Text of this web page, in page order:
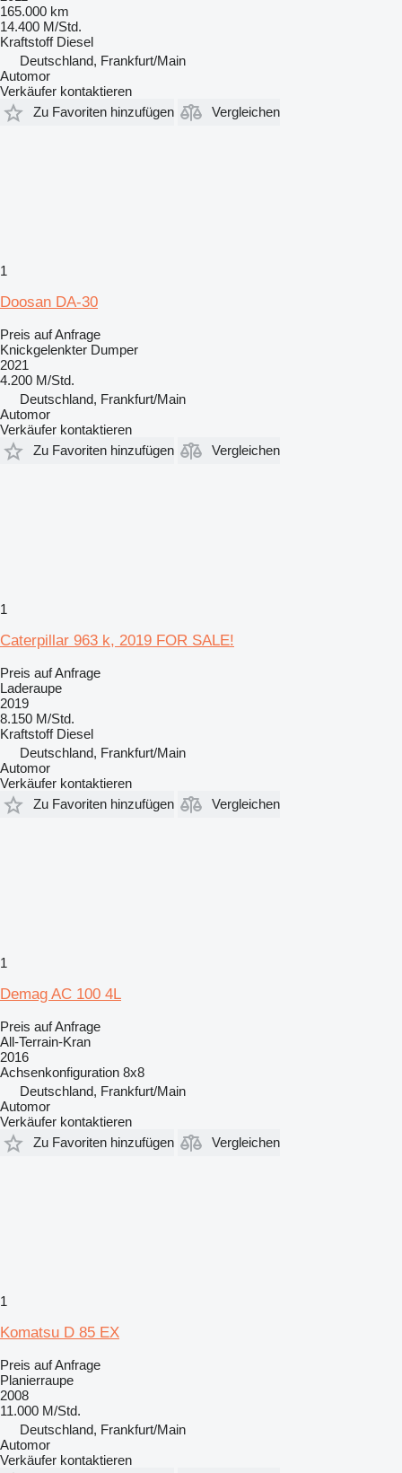
165.000 km
14.400 M/Std.
Kraftstoff Diesel
Deutschland, Frankfurt/Main
Automor
Verkäufer kontaktieren
Zu Favoriten hinzufügen
Vergleichen
1
Doosan DA-30
Preis auf Anfrage
Knickgelenkter Dumper
2021
4.200 M/Std.
Deutschland, Frankfurt/Main
Automor
Verkäufer kontaktieren
Zu Favoriten hinzufügen
Vergleichen
1
Caterpillar 963 k, 2019 FOR SALE!
Preis auf Anfrage
Laderaupe
2019
8.150 M/Std.
Kraftstoff Diesel
Deutschland, Frankfurt/Main
Automor
Verkäufer kontaktieren
Zu Favoriten hinzufügen
Vergleichen
1
Demag AC 100 4L
Preis auf Anfrage
All-Terrain-Kran
2016
Achsenkonfiguration 8x8
Deutschland, Frankfurt/Main
Automor
Verkäufer kontaktieren
Zu Favoriten hinzufügen
Vergleichen
1
Komatsu D 85 EX
Preis auf Anfrage
Planierraupe
2008
11.000 M/Std.
Deutschland, Frankfurt/Main
Automor
Verkäufer kontaktieren